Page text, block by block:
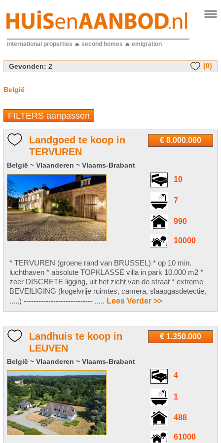
international properties second homes emigration
Gevonden: 2 (0)
België
FILTERS aanpassen
€ 8.000.000
Landgoed te koop in
TERVUREN
België ~ Vlaanderen ~ Vlaams-Brabant
10
7
990
10000
* TERVUREN (groene rand van BRUSSEL) * op 10 min.
luchthaven * absolute TOPKLASSE villa in park 10.000 m2 *
zeer DISCRETE ligging, uit het zicht van de straat * extreme
BEVEILIGING (kogelvrije ruimtes, camera, slaapgasdetectie,
.....) ---------------------------- ..... Lees Verder >>
€ 1.350.000
Landhuis te koop in
LEUVEN
België ~ Vlaanderen ~ Vlaams-Brabant
4
1
488
61000